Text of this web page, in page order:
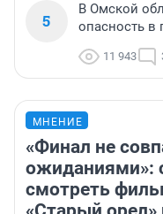
5
В Омской
опасность в
11 943
МНЕНИЕ
«Финал не
ожиданиями»:
смотреть